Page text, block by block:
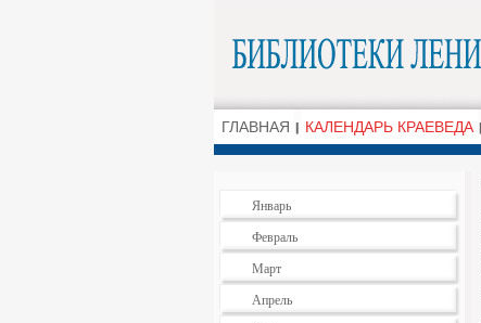
ГЛАВНАЯ КАЛЕНДАРЬ КРАЕВЕДА
Январь
Февраль
Март
Апрель